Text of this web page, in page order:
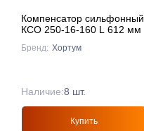
Компенсатор сильфонный
КСО 250-16-160 L 612 мм
Бренд: Хортум
Наличие:8 шт.
Купить